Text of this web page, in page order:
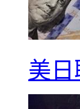
美